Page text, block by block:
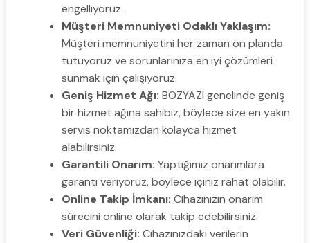
engelliyoruz.
Müşteri Memnuniyeti Odaklı Yaklaşım:
Müşteri memnuniyetini her zaman ön planda
tutuyoruz ve sorunlarınıza en iyi çözümleri
sunmak için çalışıyoruz.
Geniş Hizmet Ağı: BOZYAZI genelinde geniş
bir hizmet ağına sahibiz, böylece size en yakın
servis noktamızdan kolayca hizmet
alabilirsiniz.
Garantili Onarım: Yaptığımız onarımlara
garanti veriyoruz, böylece içiniz rahat olabilir.
Online Takip İmkanı: Cihazınızın onarım
sürecini online olarak takip edebilirsiniz.
Veri Güvenliği: Cihazınızdaki verilerin